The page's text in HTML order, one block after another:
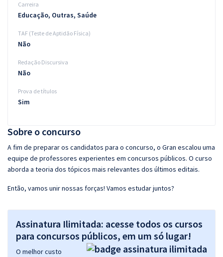
Sobre o concurso
A fim de preparar os candidatos para o concurso, o Gran escalou uma
equipe de professores experientes em concursos públicos. O curso
aborda a teoria dos tópicos mais relevantes dos últimos editais.
Então, vamos unir nossas forças! Vamos estudar juntos?
Assinatura Ilimitada: acesse todos os cursos
para concursos públicos, em um só lugar!
O melhor custo
Carreira
Educação, Outras, Saúde
TAF (Teste de Aptidão Física)
Não
Redação Discursiva
Não
Prova de títulos
Sim